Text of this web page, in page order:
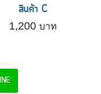
สินค้า C
1,200